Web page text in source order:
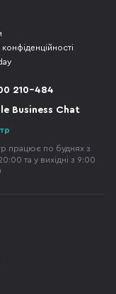
конфіденційності
210-484
Business Chat
працює по буднях з
та у вихідні з 9:00